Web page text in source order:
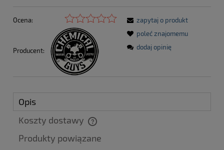
Ocena:
Producent:
zapytaj o produkt
poleć znajomemu
dodaj opinię
Opis
Koszty dostawy
Cena nie zawiera ewentualnych kosztów płatności
Produkty powiązane